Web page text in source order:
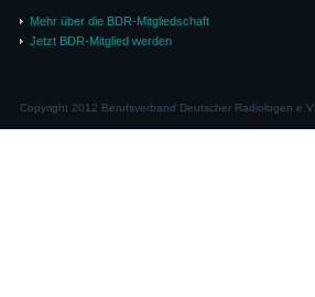
Mehr über die BDR-Mitgliedschaft
Jetzt BDR-Mitglied werden
Copyright 2012 Berufsverband Deutscher Radiologen e.V.